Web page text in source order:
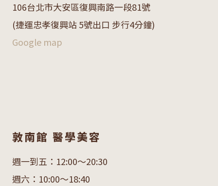
106台北市大安區復興南路一段81號
(捷運忠孝復興站 5號出口 步行4分鐘)
Google map
敦南館 醫學美容
週一到五：12:00～20:30
週六：10:00～18:40